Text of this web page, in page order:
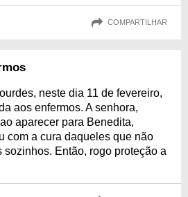
COMPARTILHAR
neste dia 11 de fevereiro,
aos enfermos. A senhora,
aparecer para Benedita,
com a cura daqueles que não
sozinhos. Então, rogo proteção a